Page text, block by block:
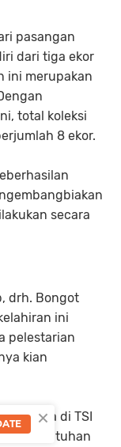
pasangan
dari tiga ekor
ini merupakan
total koleksi
8 ekor.
secara
drh. Bongot
ini
pelestarian
kian
di TSI
kebutuhan
×